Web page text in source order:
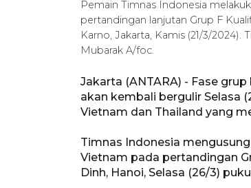
Pemain Timnas Indonesia
pertandingan lanjutan Grup F
Karno, Jakarta, Kamis (21/3/
Mubarak A/foc.
Jakarta (ANTARA) - Fase
akan kembali bergulir Selasa
Vietnam dan Thailand yang
Timnas Indonesia
Vietnam pada pertandingan
Dinh, Hanoi, Selasa (26/3)